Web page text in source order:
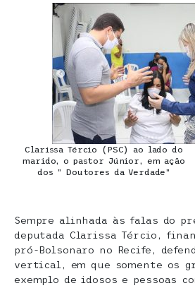
Clarissa Tércio (PSC) ao lado do
marido, o pastor Júnior, em ação
dos ” Doutores da Verdade”
Sempre alinhada às falas do
deputada Clarissa Tércio,
pró-Bolsonaro no Recife,
vertical, em que somente os
exemplo de idosos e pessoas